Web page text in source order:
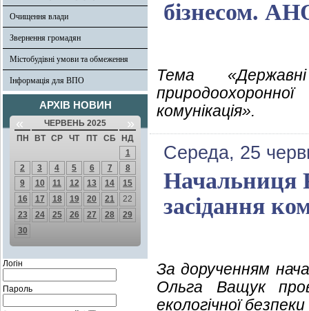
Очищення влади
Звернення громадян
Містобудівні умови та обмеження
Інформація для ВПО
АРХІВ НОВИН
« ЧЕРВЕНЬ 2025 »
ПН ВТ СР ЧТ ПТ СБ
НД
1
2
3 4 5 6 7
8
9
10 11 12 13 14
15
16
17 18 19 20 21
22
23
24 25 26 27 28
29
30
Логін
Пароль
бізнесом.
Тема
комунікація».
Середа, 25
Начальниця
засідання
За дорученням
Ольга Ващук
екологічної